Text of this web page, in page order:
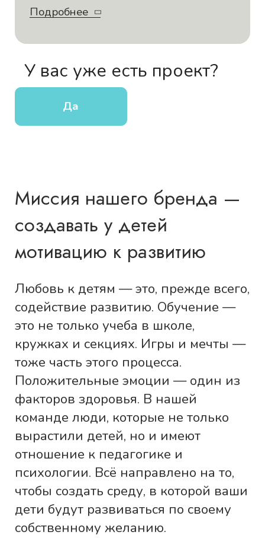
Подробнее
У вас уже есть проект?
Да
Миссия нашего бренда —
создавать у детей
мотивацию к развитию
Любовь к детям — это, прежде всего,
содействие развитию. Обучение —
это не только учеба в школе,
кружках и секциях. Игры и мечты —
тоже часть этого процесса.
Положительные эмоции — один из
факторов здоровья. В нашей
команде люди, которые не только
вырастили детей, но и имеют
отношение к педагогике и
психологии. Всё направлено на то,
чтобы создать среду, в которой ваши
дети будут развиваться по своему
собственному желанию.